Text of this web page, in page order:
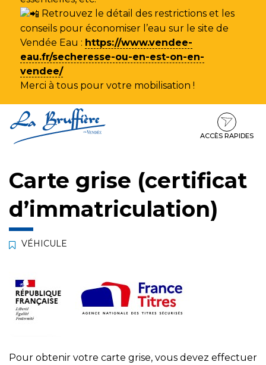
Retrouvez le détail des restrictions et les
conseils pour économiser l’eau sur le site de
Vendée Eau : https://www.vendee-
eau.fr/secheresse-ou-en-est-on-en-
vendee/
Merci à tous pour votre mobilisation !
au
contenu
au
ACCÈS RAPIDES
Carte grise (certificat
d’immatriculation)
VÉHICULE
Pour obtenir votre carte grise, vous devez effectuer